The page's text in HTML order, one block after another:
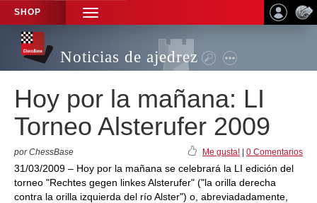
SHOP
TOGGLE
NAVIGATION
Noticias de ajedrez
Hoy por la mañana: LI
Torneo Alsterufer 2009
por ChessBase Me gusta! 0 Comentarios
31/03/2009 – Hoy por la mañana se celebrará la LI edición del
torneo "Rechtes gegen linkes Alsterufer" ("la orilla derecha
contra la orilla izquierda del río Alster") o, abreviadadamente,